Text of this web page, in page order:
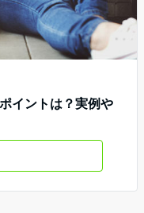
イントは？実例や